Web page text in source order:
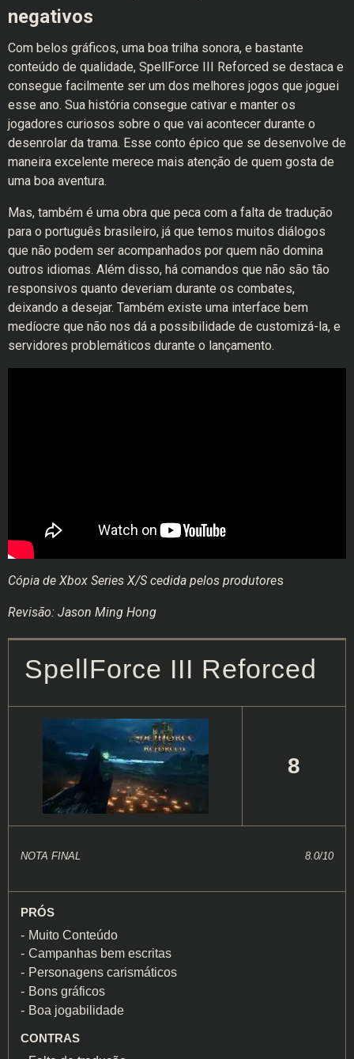
negativos
Com belos gráficos, uma boa trilha sonora, e bastante
conteúdo de qualidade, SpellForce III Reforced se destaca e
consegue facilmente ser um dos melhores jogos que joguei
esse ano. Sua história consegue cativar e manter os
jogadores curiosos sobre o que vai acontecer durante o
desenrolar da trama. Esse conto épico que se desenvolve de
maneira excelente merece mais atenção de quem gosta de
uma boa aventura.
Mas, também é uma obra que peca com a falta de tradução
para o português brasileiro, já que temos muitos diálogos
que não podem ser acompanhados por quem não domina
outros idiomas. Além disso, há comandos que não são tão
responsivos quanto deveriam durante os combates,
deixando a desejar. Também existe uma interface bem
medíocre que não nos dá a possibilidade de customizá-la, e
servidores problemáticos durante o lançamento.
Cópia de Xbox Series X/S cedida pelos produtores
Revisão: Jason Ming Hong
SpellForce III Reforced
8
NOTA FINAL 8.0/10
PRÓS
Muito Conteúdo
Campanhas bem escritas
Personagens carismáticos
Bons gráficos
Boa jogabilidade
CONTRAS